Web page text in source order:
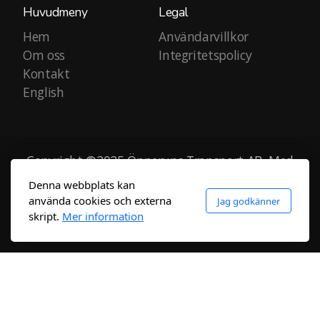
Huvudmeny
Hem
Om oss
Kontakt
English
Legal
Användarvillkor
Integritetspolicy
Copyright ©2025 Önnerups Transport AB, Med
ensamrätt.
Denna webbplats kan
använda cookies och externa
skript. Mer information
Jag godkänner